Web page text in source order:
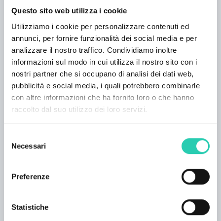
Questo sito web utilizza i cookie
Utilizziamo i cookie per personalizzare contenuti ed
annunci, per fornire funzionalità dei social media e per
analizzare il nostro traffico. Condividiamo inoltre
informazioni sul modo in cui utilizza il nostro sito con i
nostri partner che si occupano di analisi dei dati web,
pubblicità e social media, i quali potrebbero combinarle
con altre informazioni che ha fornito loro o che hanno
raccolto dal suo utilizzo dei loro servizi.
delNecessari
Preferenze
Statistiche
Carte di credito accettate
Visa; MasterCard;
Descrizione camere
Le camere sono dotate di bagno privato;
asciugacapelli; asciugamani; riscaldamento; TV;
frigorifero; bollitore per il te; bottiglietta d'acqua;
caffé, te e bottiglietta di vino gratuiti a
disposizione degli ospiti per tutto il loro
soggiorno.
Numero camere
Numero bagni